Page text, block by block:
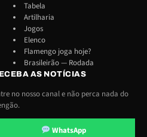
Tabela
Artilharia
Jogos
Elenco
Flamengo joga hoje?
Brasileirão — Rodada
AS NOTÍCIAS
no nosso canal e não perca nada do
WhatsApp